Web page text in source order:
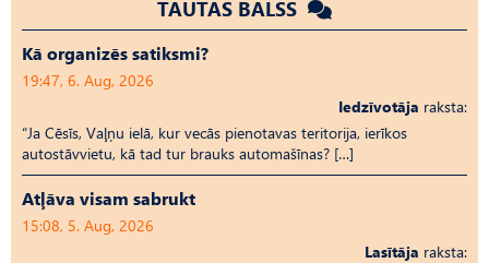
TAUTAS BALSS
Kā organizēs satiksmi?
19:47, 6. Aug, 2026
Iedzīvotāja raksta:
“Ja Cēsīs, Vaļņu ielā, kur vecās pienotavas teritorija, ierīkos
autostāvvietu, kā tad tur brauks automašīnas? […]
Atļāva visam sabrukt
15:08, 5. Aug, 2026
Lasītāja raksta: